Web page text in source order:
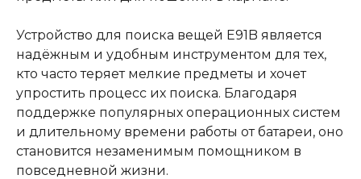
Устройство для поиска вещей E91B является
надёжным и удобным инструментом для тех,
кто часто теряет мелкие предметы и хочет
упростить процесс их поиска. Благодаря
поддержке популярных операционных систем
и длительному времени работы от батареи, оно
становится незаменимым помощником в
повседневной жизни.